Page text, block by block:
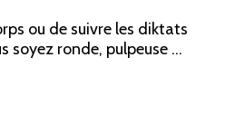
ou de suivre les diktats
soyez ronde, pulpeuse …